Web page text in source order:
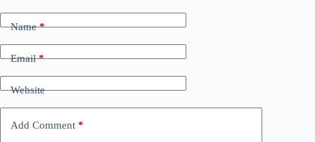
Name*
Email*
Website
Add Comment *